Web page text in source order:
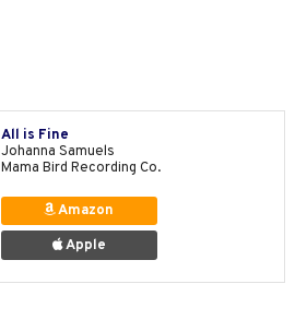
All is Fine
Johanna Samuels
Mama Bird Recording Co.
Amazon
Apple